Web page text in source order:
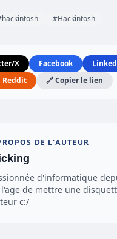
#Hackintosh
X Facebook
Reddit 🔗 Copier le lien
DE L'AUTEUR
d'informatique
de mettre une
c:/